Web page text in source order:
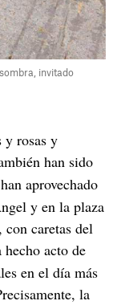
invitado
y rosas y
han sido
aprovechado
y en la plaza
con caretas del
hecho acto de
en el día más
la